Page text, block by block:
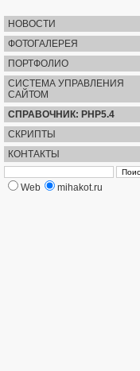
НОВОСТИ
ФОТОГАЛЕРЕЯ
ПОРТФОЛИО
СИСТЕМА УПРАВЛЕНИЯ
САЙТОМ
СПРАВОЧНИК: PHP5.4
СКРИПТЫ
КОНТАКТЫ
Web mihakot.ru